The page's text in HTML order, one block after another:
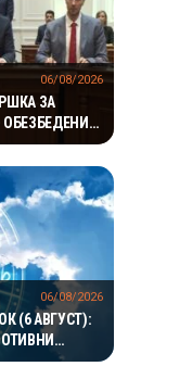
ЗА
КОН БУГАРИЈА
06/08/2026
(6 АВГУСТ):
06/08/2026